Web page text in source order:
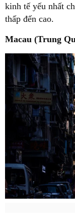
kinh tế yếu nhất
thấp đến cao.
Macau (Trung